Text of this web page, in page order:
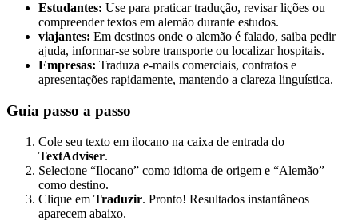
Estudantes: Use para praticar tradução, revisar lições ou
compreender textos em alemão durante estudos.
viajantes: Em destinos onde o alemão é falado, saiba pedir
ajuda, informar-se sobre transporte ou localizar hospitais.
Empresas: Traduza e-mails comerciais, contratos e
apresentações rapidamente, mantendo a clareza linguística.
Guia passo a passo
Cole seu texto em ilocano na caixa de entrada do
TextAdviser.
Selecione “Ilocano” como idioma de origem e “Alemão”
como destino.
Clique em Traduzir. Pronto! Resultados instantâneos
aparecem abaixo.